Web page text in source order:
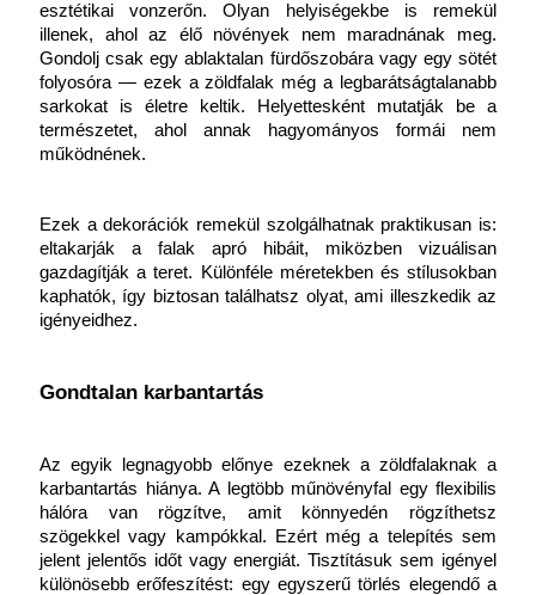
esztétikai vonzerőn. Olyan helyiségekbe is remekül
illenek, ahol az élő növények nem maradnának meg.
Gondolj csak egy ablaktalan fürdőszobára vagy egy sötét
folyosóra — ezek a zöldfalak még a legbarátságtalanabb
sarkokat is életre keltik.
Helyettesként mutatják be a
természetet, ahol annak hagyományos formái nem
működnének.
Ezek a dekorációk remekül szolgálhatnak praktikusan is:
eltakarják a falak apró hibáit, miközben vizuálisan
gazdagítják a teret. Különféle méretekben és stílusokban
kaphatók, így biztosan találhatsz olyat, ami illeszkedik az
igényeidhez.
Gondtalan karbantartás
Az egyik legnagyobb előnye ezeknek a zöldfalaknak a
karbantartás hiánya. A legtöbb műnövényfal egy flexibilis
hálóra van rögzítve, amit könnyedén rögzíthetsz
szögekkel vagy kampókkal. Ezért még a telepítés sem
jelent jelentős időt vagy energiát. Tisztításuk sem igényel
különösebb erőfeszítést: egy egyszerű törlés elegendő a